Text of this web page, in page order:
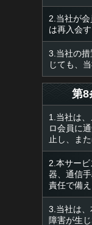
2.当社が
は再入会
3.当社の
じても、
第8
1.当社は
ロ会員に
止し、ま
2.本サー
器、通信
責任で備え
3.当社は
障害が生